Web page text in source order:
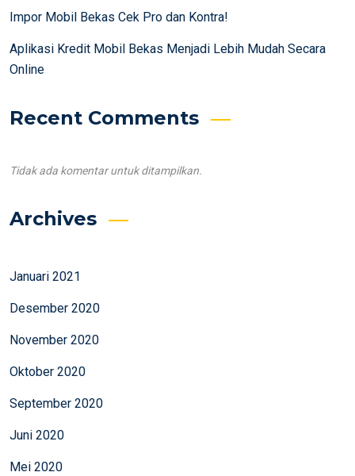
Impor Mobil Bekas Cek Pro dan Kontra!
Aplikasi Kredit Mobil Bekas Menjadi Lebih Mudah Secara
Online
Recent Comments
Tidak ada komentar untuk ditampilkan.
Archives
Januari 2021
Desember 2020
November 2020
Oktober 2020
September 2020
Juni 2020
Mei 2020